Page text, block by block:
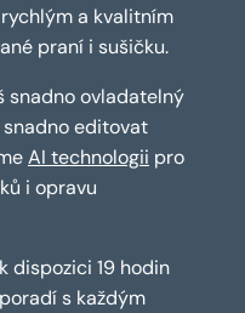
a kvalitním
praní i sušičku.
snadno ovladatelný
editovat
AI technologii pro
i opravu
dispozici 19 hodin
s každým